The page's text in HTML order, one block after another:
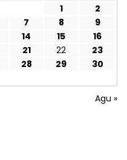
1
2
7 8
9
14 15
16
21 22
23
28 29
30
Agu »